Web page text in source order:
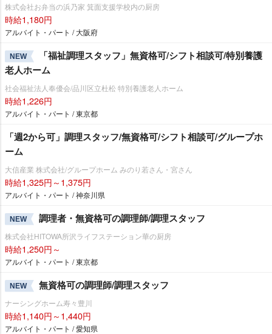
株式会社お弁当の浜乃家 箕面支援学校内の厨房
時給1,180円
アルバイト・パート / 大阪府
NEW
「福祉調理スタッフ」無資格可/シフト相談可/特別養護
老人ホーム
社会福祉法人奉優会/品川区立杜松 特別養護老人ホーム
時給1,226円
アルバイト・パート / 東京都
「週2から可」調理スタッフ/無資格可/シフト相談可/グループホ
ーム
大信産業 株式会社/グループホーム みのり若さん・宮さん
時給1,325円～1,375円
アルバイト・パート / 神奈川県
NEW 調理者・無資格可の調理師/調理スタッフ
株式会社HITOWA所沢ライフステーション華の厨房
時給1,250円～
アルバイト・パート / 東京都
NEW 無資格可の調理師/調理スタッフ
ナーシングホーム寿々豊川
時給1,140円～1,440円
アルバイト・パート / 愛知県